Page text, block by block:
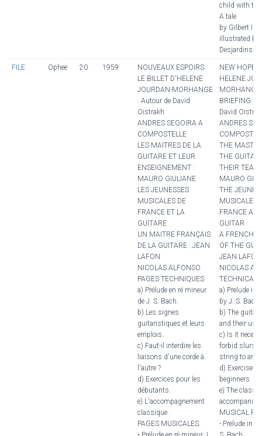
child with the
A tale
by Gilbert
illustrated by
Desjardins
FILE Ophee 20 1959
NOUVEAUX ESPOIRS
LE BILLET D'HELENE
JOURDAN-MORHANGE
: Autour de David
Oïstrakh
ANDRES SEGOIRA A
COMPOSTELLE
LES MAITRES DE LA
GUITARE ET LEUR
ENSEIGNEMENT :
MAURO GIULIANE
LES JEUNESSES
MUSICALES DE
FRANCE ET LA
GUITARE
UN MAITRE FRANÇAIS
DE LA GUITARE : JEAN
LAFON
NICOLAS ALFONSO
PAGES TECHNIQUES
a) Prélude en ré mineur
de J. S. Bach.
b) Les signes
guitaristiques et leurs
emplois.
c) Faut-il interdire les
liaisons d'une corde à
l'autre ?
d) Exercices pour les
débutants.
e) L'accompagnement
classique.
PAGES MUSICALES.
NEW HOPES
HELENE
BRIEFING:
David
ANDRES
THE
THE GUITAR
THEIR
MAURO
THE
MUSICALES
FRANCE
GUITAR
A FRENCH
OF THE
JEAN LAFON
NICOLAS
TECHNICAL
a) Prelude in
by J. S. Bach.
b) The guitar
and their
c) Is it
forbid slurs
string to
d) Exercises
beginners.
e) The
MUSICAL
- Prelude in D